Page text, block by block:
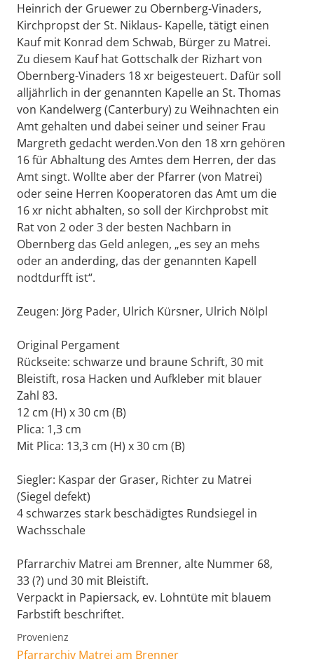
Heinrich der Gruewer zu Obernberg-Vinaders,
Kirchpropst der St. Niklaus- Kapelle, tätigt einen
Kauf mit Konrad dem Schwab, Bürger zu Matrei.
Zu diesem Kauf hat Gottschalk der Rizhart von
Obernberg-Vinaders 18 xr beigesteuert. Dafür soll
alljährlich in der genannten Kapelle an St. Thomas
von Kandelwerg (Canterbury) zu Weihnachten ein
Amt gehalten und dabei seiner und seiner Frau
Margreth gedacht werden.Von den 18 xrn gehören
16 für Abhaltung des Amtes dem Herren, der das
Amt singt. Wollte aber der Pfarrer (von Matrei)
oder seine Herren Kooperatoren das Amt um die
16 xr nicht abhalten, so soll der Kirchprobst mit
Rat von 2 oder 3 der besten Nachbarn in
Obernberg das Geld anlegen, „es sey an mehs
oder an anderding, das der genannten Kapell
nodtdurfft ist“.
Zeugen: Jörg Pader, Ulrich Kürsner, Ulrich Nölpl
Original Pergament
Rückseite: schwarze und braune Schrift, 30 mit
Bleistift, rosa Hacken und Aufkleber mit blauer
Zahl 83.
12 cm (H) x 30 cm (B)
Plica: 1,3 cm
Mit Plica: 13,3 cm (H) x 30 cm (B)
Siegler: Kaspar der Graser, Richter zu Matrei
(Siegel defekt)
4 schwarzes stark beschädigtes Rundsiegel in
Wachsschale
Pfarrarchiv Matrei am Brenner, alte Nummer 68,
33 (?) und 30 mit Bleistift.
Verpackt in Papiersack, ev. Lohntüte mit blauem
Farbstift beschriftet.
Provenienz
Pfarrarchiv Matrei am Brenner